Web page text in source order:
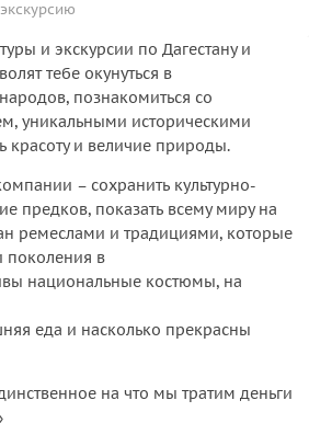
и экскурсии по Дагестану и
тебе окунуться в
познакомиться со
уникальными историческими
красоту и величие природы.
– сохранить культурно-
предков, показать всему миру на
ремеслами и традициями, которые
поколения в
национальные костюмы, на
еда и насколько прекрасны
на что мы тратим деньги